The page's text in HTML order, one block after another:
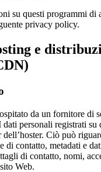
su questi programmi di
privacy policy.
e
da un fornitore di
personali registrati su
Ciò può
di contatto, metadati e
di contatto, nomi,
Web.